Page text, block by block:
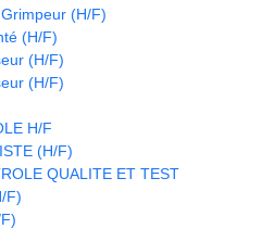
(H/F)
(H/F)
(H/F)
(H/F)
H/F
(H/F)
QUALITE ET TEST
F)